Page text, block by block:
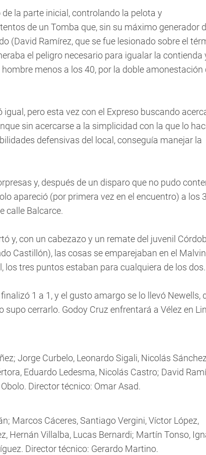
la parte inicial, controlando la pelota y
de un Tomba que, sin su máximo generador
(David Ramírez, que se fue lesionado sobre el
el peligro necesario para igualar la contienda
menos a los 40, por la doble amonestación
pero esta vez con el Expreso buscando
sin acercarse a la simplicidad con la que lo
defensivas del local, conseguía manejar la
y, después de un disparo que no pudo
apareció (por primera vez en el encuentro) a los
calle Balcarce.
y, con un cabezazo y un remate del juvenil
Castillón), las cosas se emparejaban en el
los tres puntos estaban para cualquiera de los dos.
1 a 1, y el gusto amargo se lo llevó Newells,
supo cerrarlo. Godoy Cruz enfrentará a Vélez en
Jorge Curbelo, Leonardo Sigali, Nicolás
Eduardo Ledesma, Nicolás Castro; David
Director técnico: Omar Asad.
Marcos Cáceres, Santiago Vergini, Víctor López,
Hernán Villalba, Lucas Bernardi; Martín Tonso,
Director técnico: Gerardo Martino.